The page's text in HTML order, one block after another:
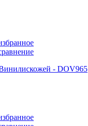
- DOV965